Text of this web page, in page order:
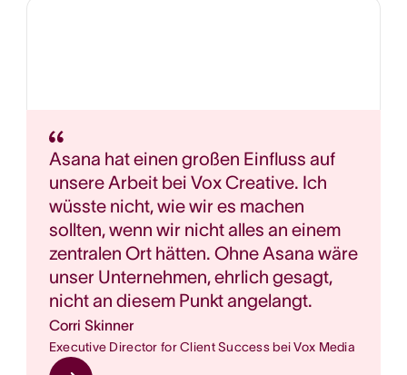
Asana hat einen großen Einfluss auf
unsere Arbeit bei Vox Creative. Ich
wüsste nicht, wie wir es machen
sollten, wenn wir nicht alles an einem
zentralen Ort hätten. Ohne Asana wäre
unser Unternehmen, ehrlich gesagt,
nicht an diesem Punkt angelangt.
Corri Skinner
Executive Director for Client Success bei Vox Media